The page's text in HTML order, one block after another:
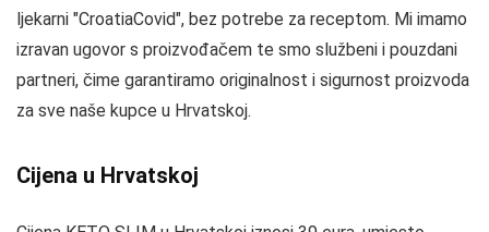
ljekarni "CroatiaCovid", bez potrebe za receptom. Mi imamo
izravan ugovor s proizvođačem te smo službeni i pouzdani
partneri, čime garantiramo originalnost i sigurnost proizvoda
za sve naše kupce u Hrvatskoj.
Cijena u Hrvatskoj